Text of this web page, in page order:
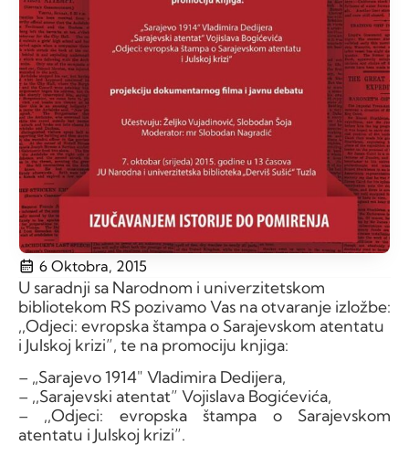
6 Oktobra, 2015
U saradnji sa Narodnom i univerzitetskom
bibliotekom RS pozivamo Vas na otvaranje izložbe:
,,Odjeci: evropska štampa o Sarajevskom atentatu
i Julskoj krizi”, te na promociju knjiga:
– „Sarajevo 1914″ Vladimira Dedijera,
– ,,Sarajevski atentat” Vojislava Bogićevića,
– ,,Odjeci: evropska štampa o Sarajevskom
atentatu i Julskoj krizi”.